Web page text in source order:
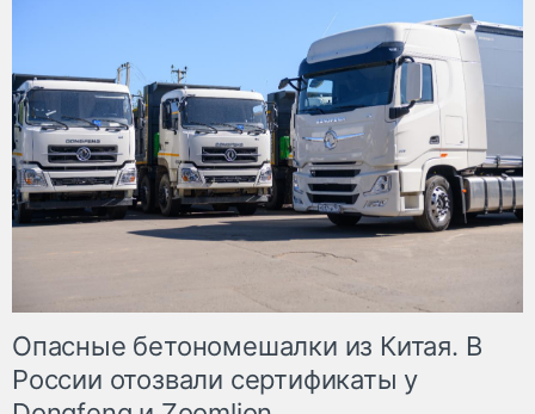
Опасные бетономешалки из Китая. В
России отозвали сертификаты у